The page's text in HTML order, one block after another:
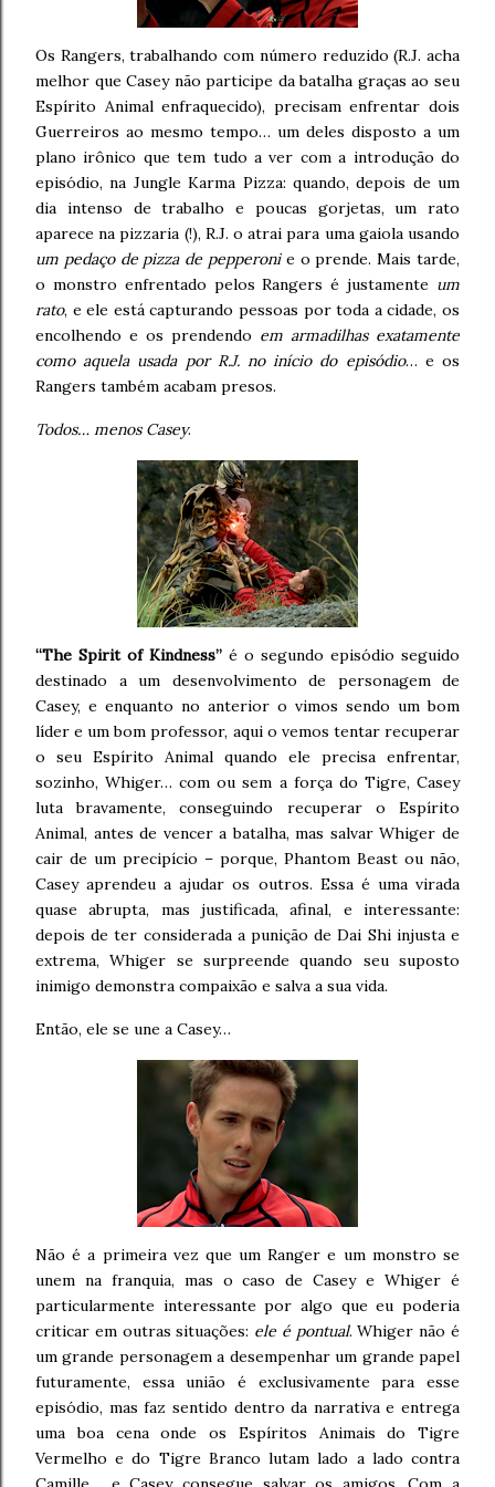
Os Rangers, trabalhando com número reduzido (R.J. acha
melhor que Casey não participe da batalha graças ao seu
Espírito Animal enfraquecido), precisam enfrentar dois
Guerreiros ao mesmo tempo… um deles disposto a um
plano irônico que tem tudo a ver com a introdução do
episódio, na Jungle Karma Pizza: quando, depois de um
dia intenso de trabalho e poucas gorjetas, um rato
aparece na pizzaria (!), R.J. o atrai para uma gaiola usando
um pedaço de pizza de pepperonie o prende. Mais tarde,
o monstro enfrentado pelos Rangers é justamente um
rato, e ele está capturando pessoas por toda a cidade, os
encolhendo e os prendendo em armadilhas exatamente
como aquela usada por R.J. no início do episódio… e os
Rangers também acabam presos.
Todos… menos Casey.
“The Spirit of Kindness” é o segundo episódio seguido
destinado a um desenvolvimento de personagem de
Casey, e enquanto no anterior o vimos sendo um bom
líder e um bom professor, aqui o vemos tentar recuperar
o seu Espírito Animal quando ele precisa enfrentar,
sozinho, Whiger… com ou sem a força do Tigre, Casey
luta bravamente, conseguindo recuperar o Espírito
Animal, antes de vencer a batalha, mas salvar Whiger de
cair de um precipício – porque, Phantom Beast ou não,
Casey aprendeu a ajudar os outros. Essa é uma virada
quase abrupta, mas justificada, afinal, e interessante:
depois de ter considerada a punição de Dai Shi injusta e
extrema, Whiger se surpreende quando seu suposto
inimigo demonstra compaixão e salva a sua vida.
Então, ele se une a Casey…
Não é a primeira vez que um Ranger e um monstro se
unem na franquia, mas o caso de Casey e Whiger é
particularmente interessante por algo que eu poderia
criticar em outras situações: ele é pontual. Whiger não é
um grande personagem a desempenhar um grande papel
futuramente, essa união é exclusivamente para esse
episódio, mas faz sentido dentro da narrativa e entrega
uma boa cena onde os Espíritos Animais do Tigre
Vermelho e do Tigre Branco lutam lado a lado contra